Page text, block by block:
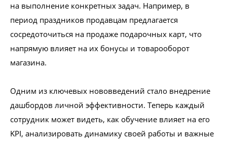
на выполнение конкретных задач. Например, в
период праздников продавцам предлагается
сосредоточиться на продаже подарочных карт, что
напрямую влияет на их бонусы и товарооборот
магазина.
Одним из ключевых нововведений стало внедрение
дашбордов личной эффективности. Теперь каждый
сотрудник может видеть, как обучение влияет на его
KPI, анализировать динамику своей работы и важные